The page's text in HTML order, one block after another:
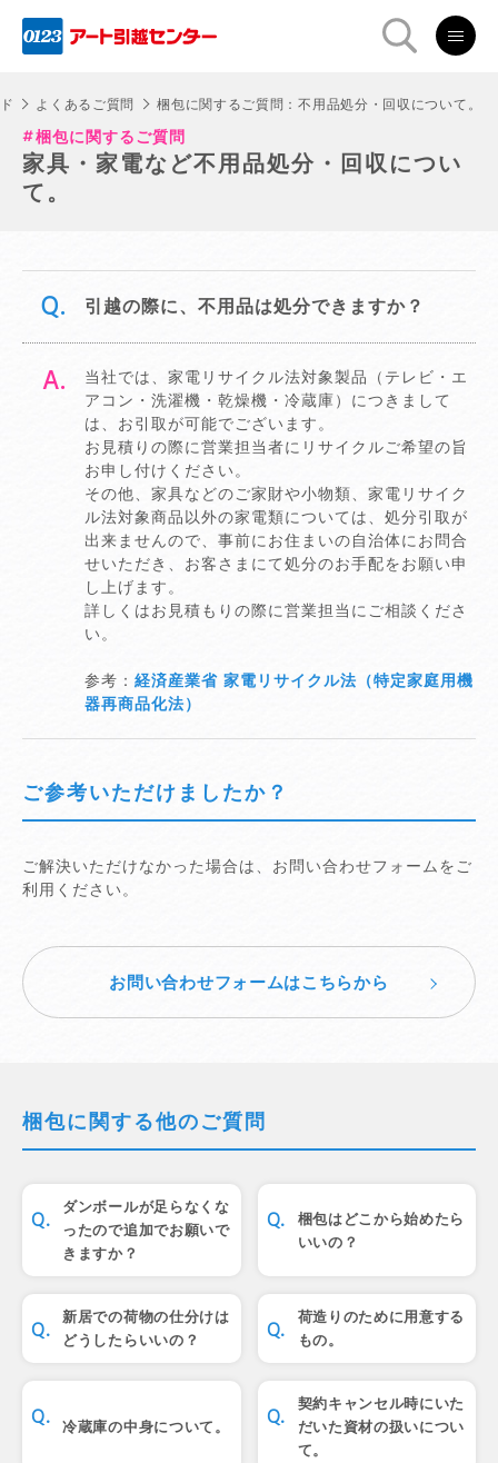
よくあるご質問 梱包に関するご質問：不用品処分・回収について。
梱包に関するご質問
家具・家電など不用品処分・回収につい
て。
引越の際に、不用品は処分できますか？
当社では、家電リサイクル法対象製品（テレビ・エ
アコン・洗濯機・乾燥機・冷蔵庫）につきまして
は、お引取が可能でございます。
お見積りの際に営業担当者にリサイクルご希望の旨
お申し付けください。
その他、家具などのご家財や小物類、家電リサイク
ル法対象商品以外の家電類については、処分引取が
出来ませんので、事前にお住まいの自治体にお問合
せいただき、お客さまにて処分のお手配をお願い申
し上げます。
詳しくはお見積もりの際に営業担当にご相談くださ
い。
参考： 経済産業省 家電リサイクル法（特定家庭用機
器再商品化法）
ご参考いただけましたか？
ご解決いただけなかった場合は、お問い合わせフォームをご
利用ください。
お問い合わせフォームはこちらから
梱包に関する他のご質問
ダンボールが足らなくな
ったので追加でお願いで
きますか？
梱包はどこから始めたら
いいの？
新居での荷物の仕分けは
どうしたらいいの？
荷造りのために用意する
もの。
冷蔵庫の中身について。
契約キャンセル時にいた
だいた資材の扱いについ
て。